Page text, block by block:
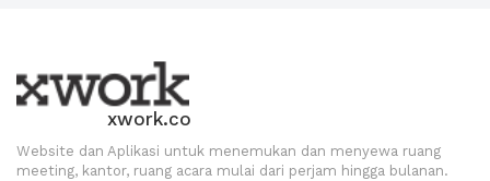
xwork.co
Website dan Aplikasi untuk menemukan dan menyewa ruang
meeting, kantor, ruang acara mulai dari perjam hingga bulanan.